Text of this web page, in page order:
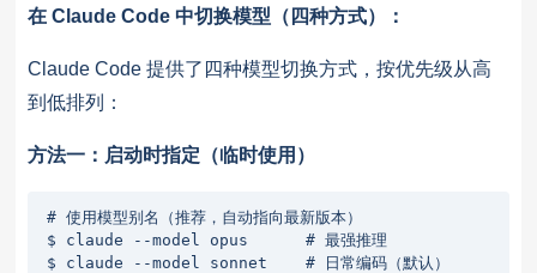
在 Claude Code 中切换模型（四种方式）：
Claude Code 提供了四种模型切换方式，按优先级从高
到低排列：
方法一：启动时指定（临时使用）
# 使用模型别名（推荐，自动指向最新版本）
$ claude --model opus      # 最强推理
$ claude --model sonnet    # 日常编码（默认）